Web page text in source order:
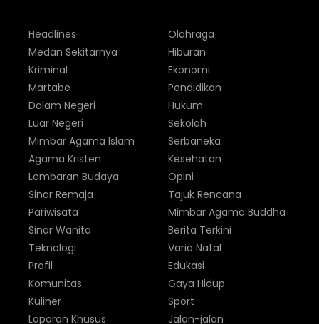
Headlines
Medan Sekitarnya
Kriminal
Martabe
Dalam Negeri
Luar Negeri
Olahraga
Hiburan
Ekonomi
Pendidikan
Hukum
Sekolah
Mimbar Agama Islam
Agama Kristen
Lembaran Budaya
Sinar Remaja
Pariwisata
Sinar Wanita
Serbaneka
Kesehatan
Opini
Tajuk Rencana
Mimbar Agama Buddha
Berita Terkini
Teknologi
Profil
Komunitas
Kuliner
Laporan Khusus
Varia Natal
Edukasi
Gaya Hidup
Sport
Jalan-jalan